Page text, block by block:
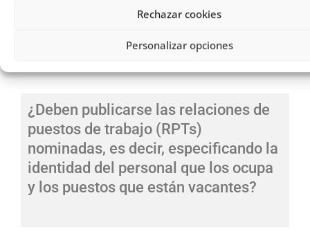
Rechazar cookies
Personalizar opciones
FAQ. Pregunta número 19
FAQ. Pregunta número 19
¿Deben publicarse las relaciones de
puestos de trabajo (RPTs)
nominadas, es decir, especificando la
identidad del personal que los ocupa
y los puestos que están vacantes?